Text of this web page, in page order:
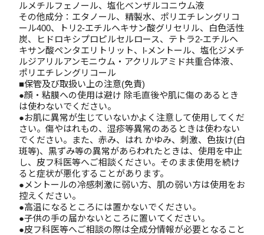
ルメチルフェノール、塩化ベンザルコニウム液
その他成分：エタノール、精製水、ポリエチレングリコ
ール400、トリ2-エチルヘキサン酸グリセリル、白色活性
炭、ヒドロキシプロピルセルロース、テトラ2-エチルヘ
キサン酸ペンタエリトリット、l-メントール、塩化ジメチ
ルジアリルアンモニウム・アクリルアミド共重合体液、
ポリエチレングリコール
■保管及び取扱い上の注意(免責)
●顔・粘膜への使用は避け 除毛直後や肌に傷のあるとき
は使わないでください。
●お肌に異常が生じていないかよく注意して使用してくだ
さい。傷やはれもの、湿疹等異常のあるときは使わない
でください。また、赤み、はれ かゆみ、刺激、色抜け(白
斑等)、黒ずみ等の異常があらわれたときは、使用を中止
し、皮フ科医等へご相談ください。そのまま使用を続け
ると症状が悪化することがあります。
●メントールの冷感刺激に弱い方、肌の弱い方は使用をお
控えください。
●高温になるところには置かないでください。
●子供の手の届かないところに置いてください。
●皮フ科医等へご相談の際は全成分情報が必要となること